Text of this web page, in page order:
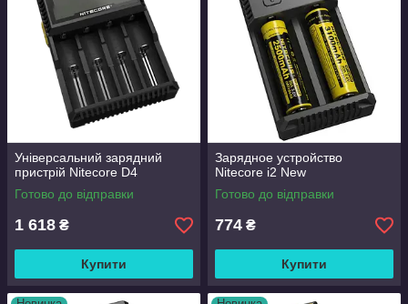
Універсальний зарядний
пристрій Nitecore D4
Готово до відправки
1 618 ₴
Купити
Зарядное устройство
Nitecore i2 New
Готово до відправки
774 ₴
Купити